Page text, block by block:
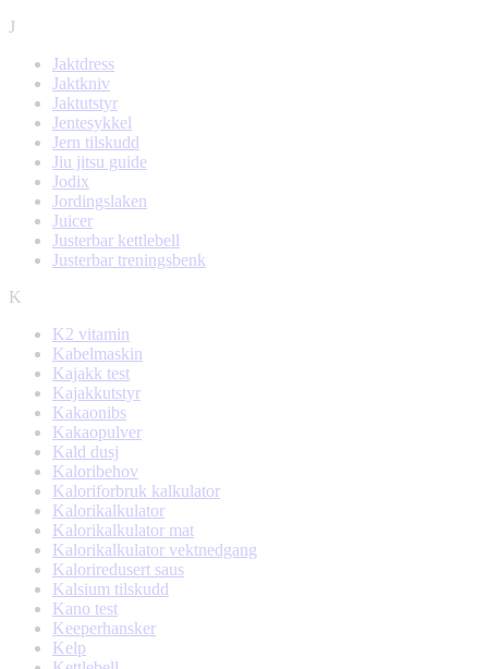
J
Jaktdress
Jaktkniv
Jaktutstyr
Jentesykkel
Jern tilskudd
Jiu jitsu guide
Jodix
Jordingslaken
Juicer
Justerbar kettlebell
Justerbar treningsbenk
K
K2 vitamin
Kabelmaskin
Kajakk test
Kajakkutstyr
Kakaonibs
Kakaopulver
Kald dusj
Kaloribehov
Kaloriforbruk kalkulator
Kalorikalkulator
Kalorikalkulator mat
Kalorikalkulator vektnedgang
Kaloriredusert saus
Kalsium tilskudd
Kano test
Keeperhansker
Kelp